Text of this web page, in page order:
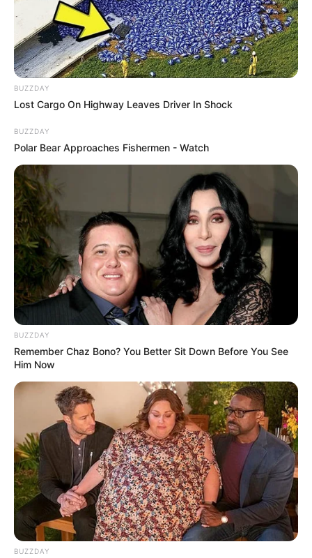
LIHAT ARTIKEL LAINNYA
Nyimas Ratu Rafa Beby Tsabina
Salshabilla Adriani Haico Van der Veken
Yasmin Napper Aura Kasih
TULIS KOMENTAR
Alamat email Anda tidak akan dipublikasikan. Ruas yang wajib ditandai
BUZZDAY
Lost Cargo On Highway Leaves Driver In Shock
BUZZDAY
Polar Bear Approaches Fishermen - Watch
BUZZDAY
Remember Chaz Bono? You Better Sit Down Before You See
Him Now
BUZZDAY